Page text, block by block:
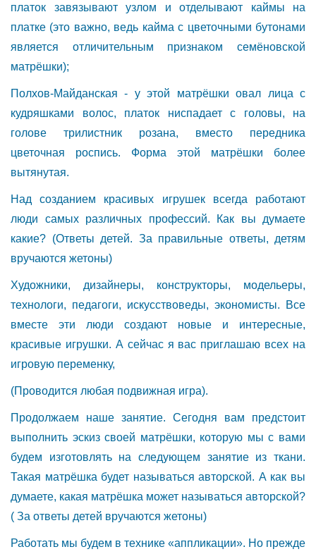
платок завязывают узлом и отделывают каймы на
платке (это важно, ведь кайма с цветочными бутонами
является отличительным признаком семёновской
матрёшки);
Полхов-Майданская - у этой матрёшки овал лица с
кудряшками волос, платок ниспадает с головы, на
голове трилистник розана, вместо передника
цветочная роспись. Форма этой матрёшки более
вытянутая.
Над созданием красивых игрушек всегда работают
люди самых различных профессий. Как вы думаете
какие? (Ответы детей. За правильные ответы, детям
вручаются жетоны)
Художники, дизайнеры, конструкторы, модельеры,
технологи, педагоги, искусствоведы, экономисты. Все
вместе эти люди создают новые и интересные,
красивые игрушки. А сейчас я вас приглашаю всех на
игровую переменку,
(Проводится любая подвижная игра).
Продолжаем наше занятие. Сегодня вам предстоит
выполнить эскиз своей матрёшки, которую мы с вами
будем изготовлять на следующем занятие из ткани.
Такая матрёшка будет называться авторской. А как вы
думаете, какая матрёшка может называться авторской?
( За ответы детей вручаются жетоны)
Работать мы будем в технике «аппликации». Но прежде